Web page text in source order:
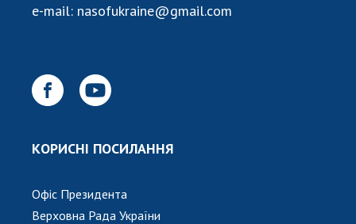
e-mail: nasofukraine@gmail.com
КОРИСНІ ПОСИЛАННЯ
Офіс Президента
Верховна Рада України